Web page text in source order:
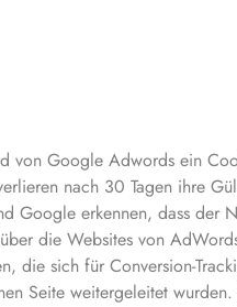
von Google Adwords ein
nach 30 Tagen ihre
Google erkennen, dass der
die Websites von
die sich für Conversion-
Seite weitergeleitet